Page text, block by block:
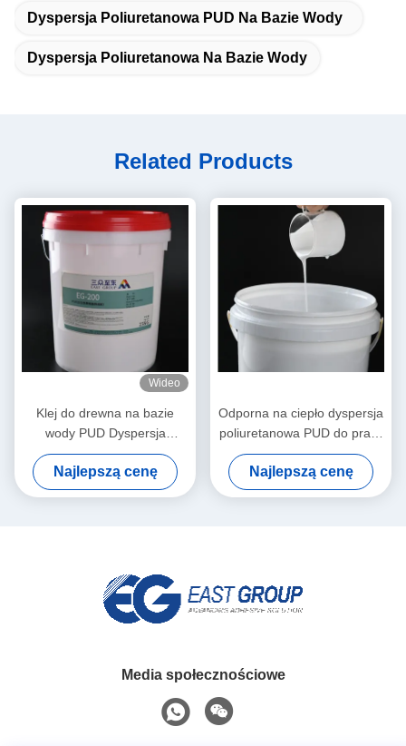
Dyspersja Poliuretanowa PUD Na Bazie Wody
Dyspersja Poliuretanowa Na Bazie Wody
Related Products
Wideo
Klej do drewna na bazie
wody PUD Dyspersja
poliuretanowa Membrana
PVC 3D Formowanie
próżniowe
Najlepszą cenę
Odporna na ciepło dyspersja
poliuretanowa PUD do prasy
próżniowej membranowej
Najlepszą cenę
Media społecznościowe